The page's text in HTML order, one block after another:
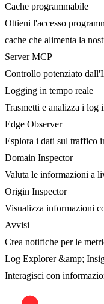
Cache programmabile
Ottieni l'accesso
cache che alimenta la
Server MCP
Controllo potenziato
Logging in tempo reale
Trasmetti e analizza i log
Edge Observer
Esplora i dati sul traffico
Domain Inspector
Valuta le informazioni a
Origin Inspector
Visualizza informazioni
Avvisi
Crea notifiche per le
Log Explorer &amp;
Interagisci con